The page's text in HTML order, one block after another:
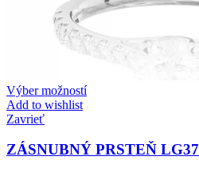
Výber možností
Add to wishlist
Zavrieť
ZÁSNUBNÝ PRSTEŇ LG37